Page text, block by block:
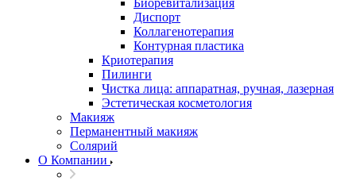
Биоревитализация
Диспорт
Коллагенотерапия
Контурная пластика
Криотерапия
Пилинги
Чистка лица: аппаратная, ручная, лазерная
Эстетическая косметология
Макияж
Перманентный макияж
Солярий
О Компании